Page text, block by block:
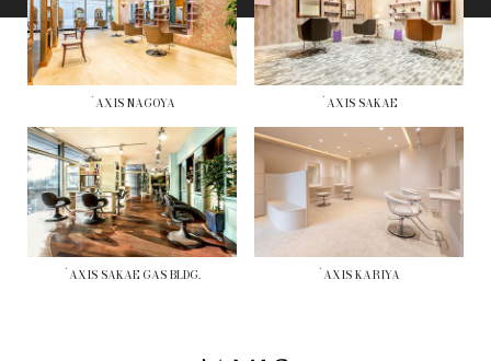
`AXIS NAGOYA `AXIS SAKAE
`AXIS SAKAE GAS BLDG. `AXIS KARIYA